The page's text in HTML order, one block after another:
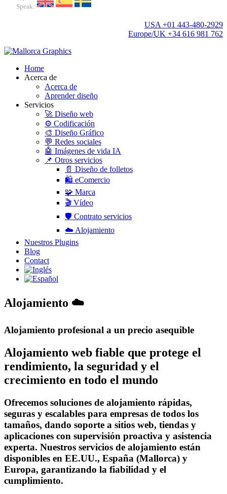
Speak:
USA +01 443-480-2929
Europe/UK +34 616 981 762
Home
Acerca de
Acerca de
Aprender diseño
Servicios
🚀 Diseño web
⚙️ Codificación
🎨 Diseño Gráfico
💬 Redes sociales
🤖 Imágenes de vida IA
📌 Otros servicios
📄 Diseño de folletos
🛍️ eComercio
🧩 Marca
🎬 Vídeo
🛡️ Contrato servicios
☁️ Alojamiento
Nuestros Plugins
Blog
Contact
Alojamiento ☁️
Alojamiento profesional a un precio asequible
Alojamiento web fiable que protege el
rendimiento, la seguridad y el
crecimiento en todo el mundo
Ofrecemos soluciones de alojamiento rápidas,
seguras y escalables para empresas de todos los
tamaños, dando soporte a sitios web, tiendas y
aplicaciones con supervisión proactiva y asistencia
experta. Nuestros servicios de alojamiento están
disponibles en EE.UU., España (Mallorca) y
Europa, garantizando la fiabilidad y el
cumplimiento.